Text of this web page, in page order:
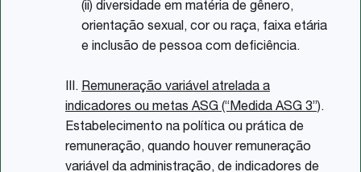
(ii) diversidade em matéria de gênero,
orientação sexual, cor ou raça, faixa etária
e inclusão de pessoa com deficiência.
III. Remuneração variável atrelada a
indicadores ou metas ASG (“Medida ASG 3”).
Estabelecimento na política ou prática de
remuneração, quando houver remuneração
variável da administração, de indicadores de